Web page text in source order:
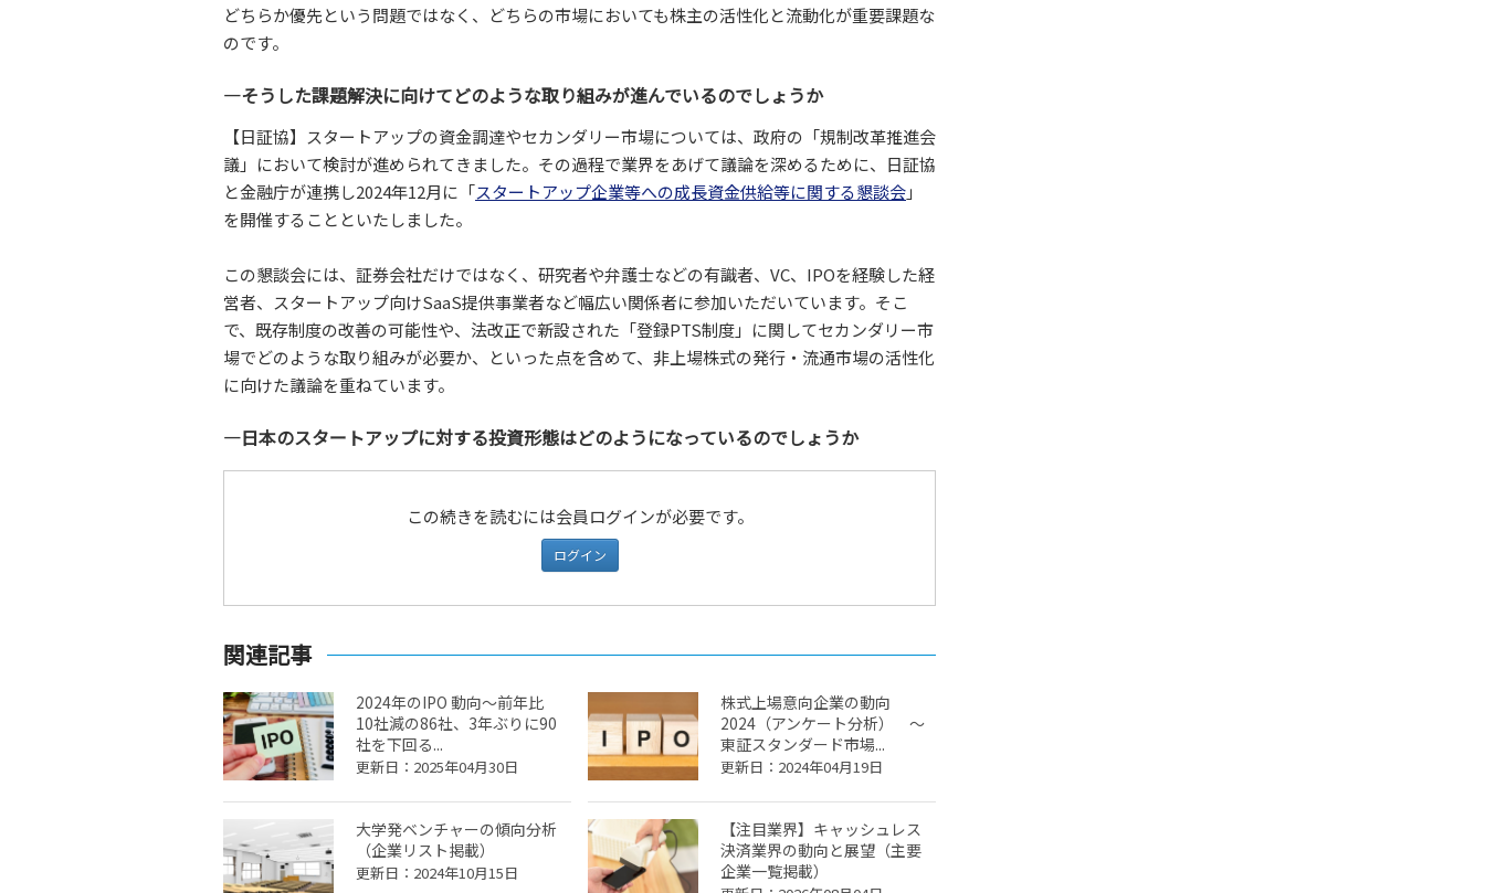
どちらか優先という問題ではなく、どちらの市場においても株主の活性化と流動化が重要課題な
のです。
―そうした課題解決に向けてどのような取り組みが進んでいるのでしょうか
【日証協】スタートアップの資金調達やセカンダリー市場については、政府の「規制改革推進会
議」において検討が進められてきました。その過程で業界をあげて議論を深めるために、日証協
と金融庁が連携し2024年12月に「スタートアップ企業等への成長資金供給等に関する懇談会」
を開催することといたしました。
この懇談会には、証券会社だけではなく、研究者や弁護士などの有識者、VC、IPOを経験した経
営者、スタートアップ向けSaaS提供事業者など幅広い関係者に参加いただいています。そこ
で、既存制度の改善の可能性や、法改正で新設された「登録PTS制度」に関してセカンダリー市
場でどのような取り組みが必要か、といった点を含めて、非上場株式の発行・流通市場の活性化
に向けた議論を重ねています。
―日本のスタートアップに対する投資形態はどのようになっているのでしょうか
この続きを読むには会員ログインが必要です。
ログイン
関連記事
2024年のIPO 動向～前年比
10社減の86社、3年ぶりに90
社を下回る...
更新日：2025年04月30日
株式上場意向企業の動向
2024（アンケート分析） ～
東証スタンダード市場...
更新日：2024年04月19日
大学発ベンチャーの傾向分析
（企業リスト掲載）
更新日：2024年10月15日
【注目業界】キャッシュレス
決済業界の動向と展望（主要
企業一覧掲載）